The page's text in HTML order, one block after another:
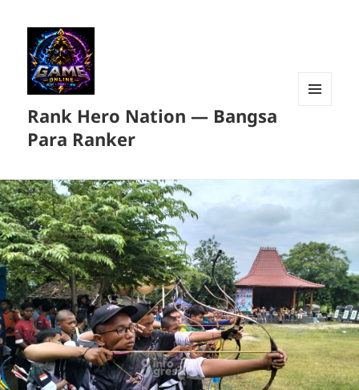
Rank Hero Nation — Bangsa
Para Ranker